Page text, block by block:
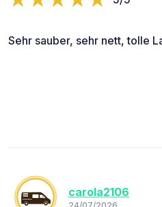
Sehr sauber, sehr nett, tolle
carola2106